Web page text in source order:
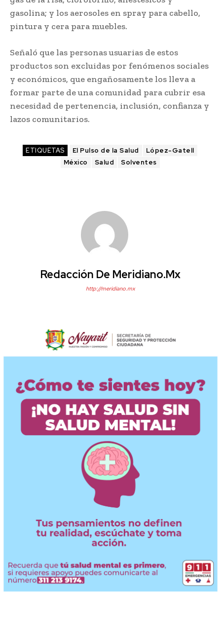
gasolina; y los aerosoles en spray para cabello,
pintura y cera para muebles.
Señaló que las personas usuarias de estos
productos son excluidas por fenómenos sociales
y económicos, que engañosamente los lleva a
formar parte de una comunidad para cubrir esa
necesidad de pertenencia, inclusión, confianza y
lazos comunitarios.
ETIQUETAS El Pulso de la Salud
López-Gatell
México
Salud Solventes
Redacción De Meridiano.mx
http://meridiano.mx